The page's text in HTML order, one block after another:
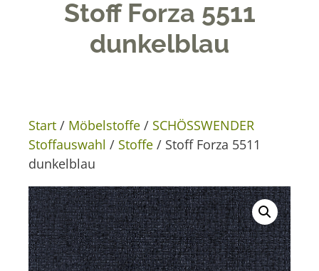
Stoff Forza 5511
dunkelblau
Start / Möbelstoffe / SCHÖSSWENDER
Stoffauswahl / Stoffe / Stoff Forza 5511
dunkelblau